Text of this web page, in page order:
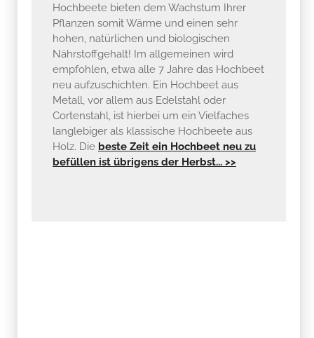
Hochbeete bieten dem Wachstum Ihrer
Pflanzen somit Wärme und einen sehr
hohen, natürlichen und biologischen
Nährstoffgehalt! Im allgemeinen wird
empfohlen, etwa alle 7 Jahre das Hochbeet
neu aufzuschichten. Ein Hochbeet aus
Metall, vor allem aus Edelstahl oder
Cortenstahl, ist hierbei um ein Vielfaches
langlebiger als klassische Hochbeete aus
Holz. Die beste Zeit ein Hochbeet neu zu
befüllen ist übrigens der Herbst... >>